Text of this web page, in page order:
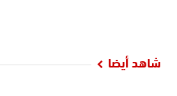
شاهد أيضا